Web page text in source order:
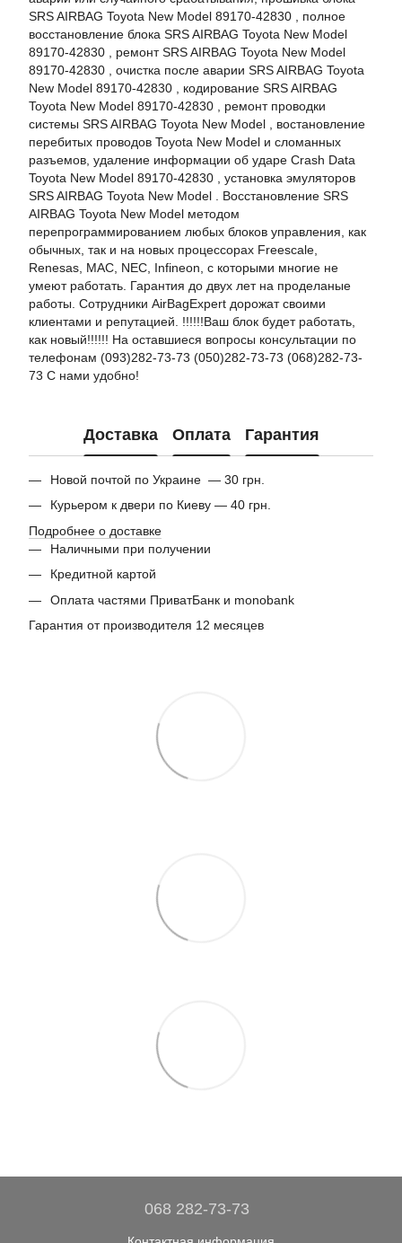
SRS AIRBAG Toyota New Model 89170-42830 , полное
восстановление блока SRS AIRBAG Toyota New Model
89170-42830 , ремонт SRS AIRBAG Toyota New Model
89170-42830 , очистка после аварии SRS AIRBAG Toyota
New Model 89170-42830 , кодирование SRS AIRBAG
Toyota New Model 89170-42830 , ремонт проводки
системы SRS AIRBAG Toyota New Model , востановление
перебитых проводов Toyota New Model и сломанных
разъемов, удаление информации об ударе Crash Data
Toyota New Model 89170-42830 , установка эмуляторов
SRS AIRBAG Toyota New Model . Восстановление SRS
AIRBAG Toyota New Model методом
перепрограммированием любых блоков управления, как
обычных, так и на новых процессорах Freescale,
Renesas, MAC, NEC, Infineon, с которыми многие не
умеют работать. Гарантия до двух лет на проделаные
работы. Сотрудники AirBagExpert дорожат своими
клиентами и репутацией. !!!!!!Ваш блок будет работать,
как новый!!!!!! На оставшиеся вопросы консультации по
телефонам (093)282-73-73 (050)282-73-73 (068)282-73-
73 С нами удобно!
Доставка Оплата Гарантия
Новой почтой по Украине — 30 грн.
Курьером к двери по Киеву — 40 грн.
Подробнее о доставке
Наличными при получении
Кредитной картой
Оплата частями ПриватБанк и monobank
Гарантия от производителя 12 месяцев
068 282-73-73